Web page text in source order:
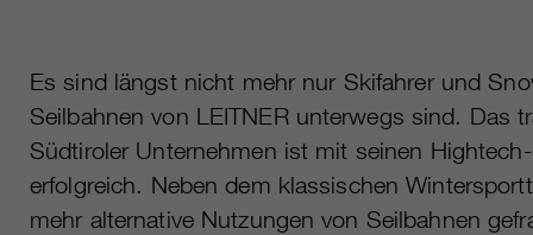
Es sind längst nicht mehr nur Skifahrer und
Seilbahnen von LEITNER unterwegs sind. Das
Südtiroler Unternehmen ist mit seinen
erfolgreich. Neben dem klassischen
mehr alternative Nutzungen von Seilbahnen